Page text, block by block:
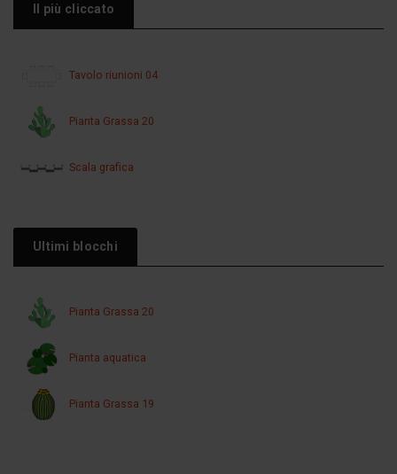
Il più cliccato
Tavolo riunioni 04
Pianta Grassa 20
Scala grafica
Ultimi blocchi
Pianta Grassa 20
Pianta aquatica
Pianta Grassa 19